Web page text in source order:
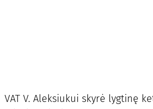
VAT V. Aleksiukui skyrė lygtinę